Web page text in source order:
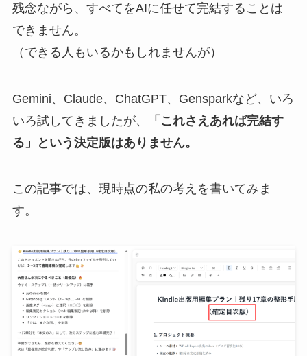
残念ながら、すべてをAIに任せて完結することは
できません。
（できる人もいるかもしれませんが）
Gemini、Claude、ChatGPT、Gensparkなど、いろ
いろ試してきましたが、
「これさえあれば完結す
る」という決定版はありません。
この記事では、現時点の私の考えを書いてみま
す。